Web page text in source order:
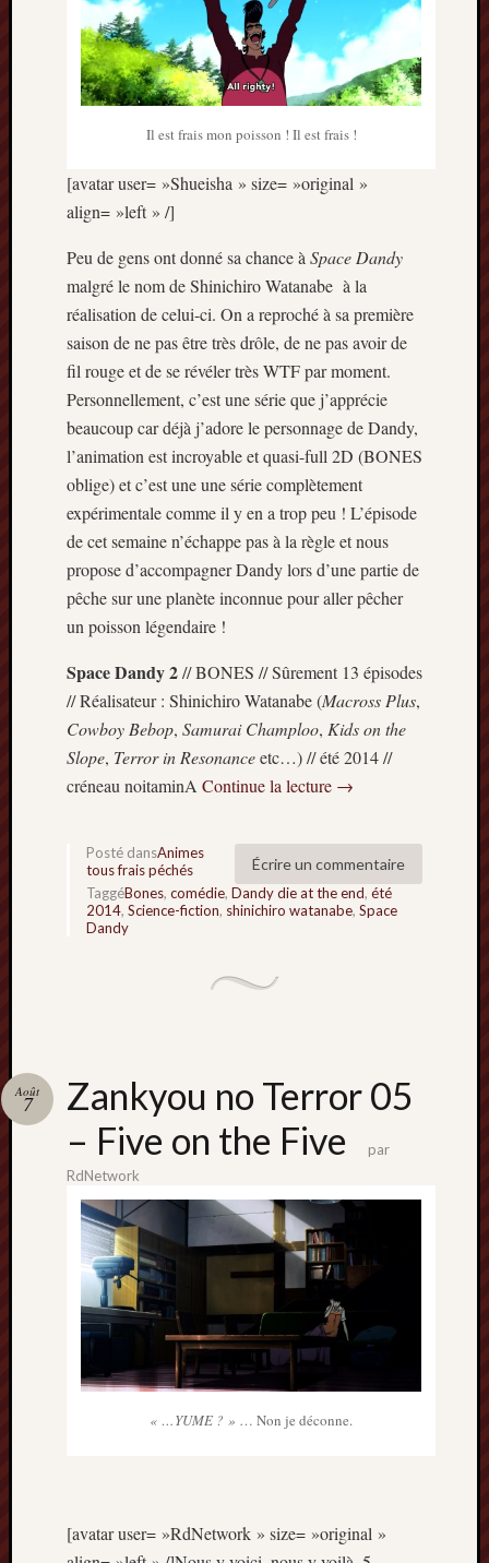
Il est frais mon poisson ! Il est frais !
[avatar user= »Shueisha » size= »original »
align= »left » /]
Peu de gens ont donné sa chance àSpace Dandy
malgré le nom de Shinichiro Watanabe à la
réalisation de celui-ci. On a reproché à sa première
saison de ne pas être très drôle, de ne pas avoir de
fil rouge et de se révéler très WTF par moment.
Personnellement, c’est une série que j’apprécie
beaucoup car déjà j’adore le personnage de Dandy,
l’animation est incroyable et quasi-full 2D (BONES
oblige) et c’est une une série complètement
expérimentale comme il y en a trop peu ! L’épisode
de cet semaine n’échappe pas à la règle et nous
propose d’accompagner Dandy lors d’une partie de
pêche sur une planète inconnue pour aller pêcher
un poisson légendaire !
Space Dandy 2// BONES // Sûrement 13 épisodes
// Réalisateur : Shinichiro Watanabe (Macross Plus,
Cowboy Bebop, Samurai Champloo, Kids on the
Slope, Terror in Resonanceetc…) // été 2014 //
créneau noitaminA Continue la lecture →
Écrire un commentaire
Posté dansAnimes
tous frais péchés
TaggéBones, comédie, Dandy die at the end, été
2014, Science-fiction, shinichiro watanabe, Space
Dandy
Zankyou no Terror 05
– Five on the Five
Août
7
par
RdNetwork
« …YUME ? » … Non je déconne.
[avatar user= »RdNetwork » size= »original »